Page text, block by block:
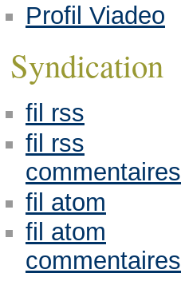
Profil Viadeo
Syndication
fil rss
fil rss
commentaires
fil atom
fil atom
commentaires